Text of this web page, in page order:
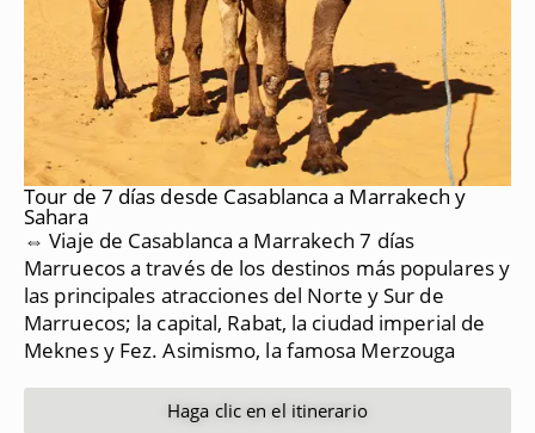
Tour de 7 días desde Casablanca a Marrakech y
Sahara
⇔ Viaje de Casablanca a Marrakech 7 días
Marruecos a través de los destinos más populares y
las principales atracciones del Norte y Sur de
Marruecos; la capital, Rabat, la ciudad imperial de
Meknes y Fez. Asimismo, la famosa Merzouga
Haga clic en el itinerario